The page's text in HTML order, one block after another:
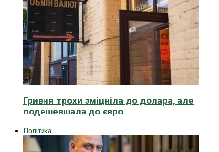
Гривня трохи зміцніла до долара, але
подешевшала до євро
Політика